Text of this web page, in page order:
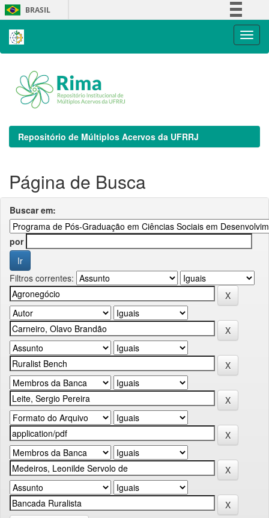
Skip
navigation
BRASIL
Repositório de Múltiplos Acervos da UFRRJ
Página de Busca
Buscar em:
por
Filtros correntes: